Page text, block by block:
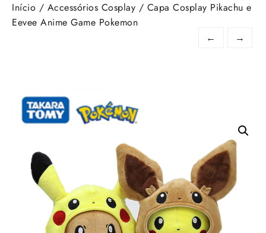
Início / Accessórios Cosplay / Capa Cosplay Pikachu e
Eevee Anime Game Pokemon
←
→